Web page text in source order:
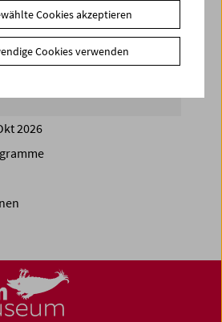
2026
Cookies akzeptieren
Cookies verwenden